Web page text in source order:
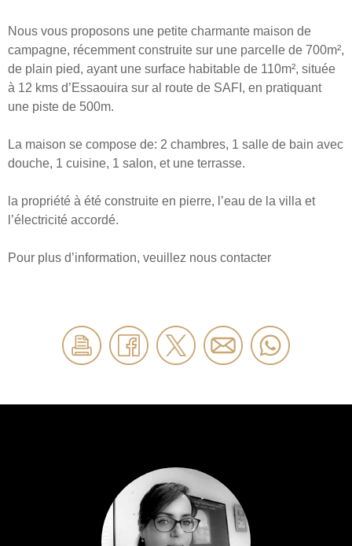
Nous vous proposons une petite charmante maison de
campagne, récemment construite sur une parcelle de 700m²,
de plain pied, ayant une surface habitable de 110m², située
à 12 kms d’Essaouira sur al route de SAFI, en pratiquant
une piste de 500m.
La maison se compose de: 2 chambres, 1 salle de bain avec
douche, 1 cuisine, 1 salon, et une terrasse.
la propriété à été construite en pierre, l’eau de la villa et
l’électricité accordé.
Pour plus d’information, veuillez nous contacter